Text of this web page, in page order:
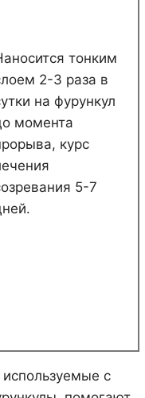
тонким
2-3 раза в
на фурункул
момента
курс
5-7
с